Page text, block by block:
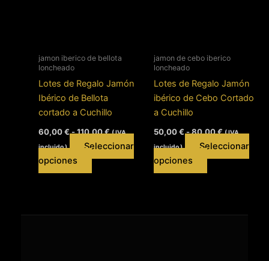
la
de
en
página
de
jamon iberico de bellota
loncheado
Lotes de Regalo Jamón
Ibérico de Bellota
cortado a Cuchillo
60,00€ -110,00€Rango
precios:
desde
( IVA
incluido )
Seleccionar
opciones
Este
producto
variantes.
jamon de cebo iberico
loncheado
Lotes de Regalo Jamón
ibérico de Cebo Cortado
a Cuchillo
50,00€ -80,00€Rango
precios:
desde
( IVA
incluido )
Seleccionar
opciones
Este
producto
variantes.